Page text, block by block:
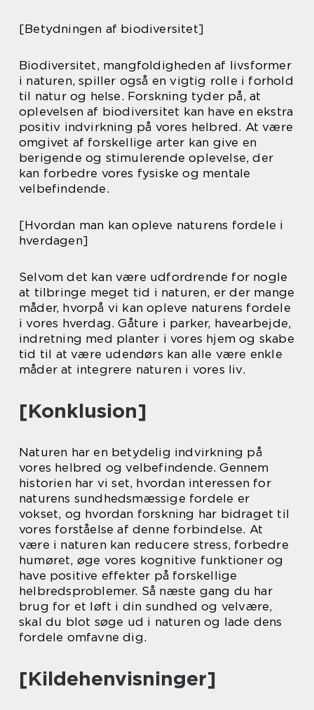
[Betydningen af biodiversitet]
Biodiversitet, mangfoldigheden af livsformer
i naturen, spiller også en vigtig rolle i forhold
til natur og helse. Forskning tyder på, at
oplevelsen af biodiversitet kan have en ekstra
positiv indvirkning på vores helbred. At være
omgivet af forskellige arter kan give en
berigende og stimulerende oplevelse, der
kan forbedre vores fysiske og mentale
velbefindende.
[Hvordan man kan opleve naturens fordele i
hverdagen]
Selvom det kan være udfordrende for nogle
at tilbringe meget tid i naturen, er der mange
måder, hvorpå vi kan opleve naturens fordele
i vores hverdag. Gåture i parker, havearbejde,
indretning med planter i vores hjem og skabe
tid til at være udendørs kan alle være enkle
måder at integrere naturen i vores liv.
[Konklusion]
Naturen har en betydelig indvirkning på
vores helbred og velbefindende. Gennem
historien har vi set, hvordan interessen for
naturens sundhedsmæssige fordele er
vokset, og hvordan forskning har bidraget til
vores forståelse af denne forbindelse. At
være i naturen kan reducere stress, forbedre
humøret, øge vores kognitive funktioner og
have positive effekter på forskellige
helbredsproblemer. Så næste gang du har
brug for et løft i din sundhed og velvære,
skal du blot søge ud i naturen og lade dens
fordele omfavne dig.
[Kildehenvisninger]